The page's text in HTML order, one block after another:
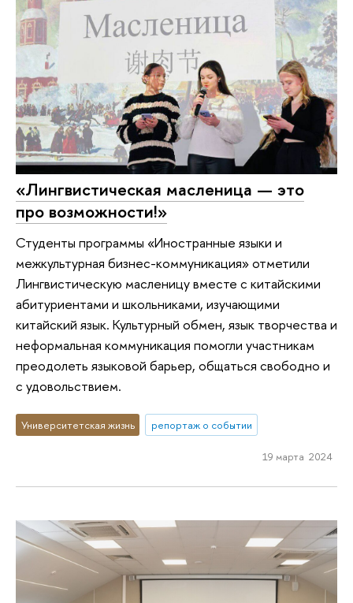
«Лингвистическая масленица — это
про возможности!»
Студенты программы «Иностранные языки и
межкультурная бизнес-коммуникация» отметили
Лингвистическую масленицу вместе с китайскими
абитуриентами и школьниками, изучающими
китайский язык. Культурный обмен, язык творчества и
неформальная коммуникация помогли участникам
преодолеть языковой барьер, общаться свободно и
с удовольствием.
Университетская жизнь репортаж о событии
19 марта 2024